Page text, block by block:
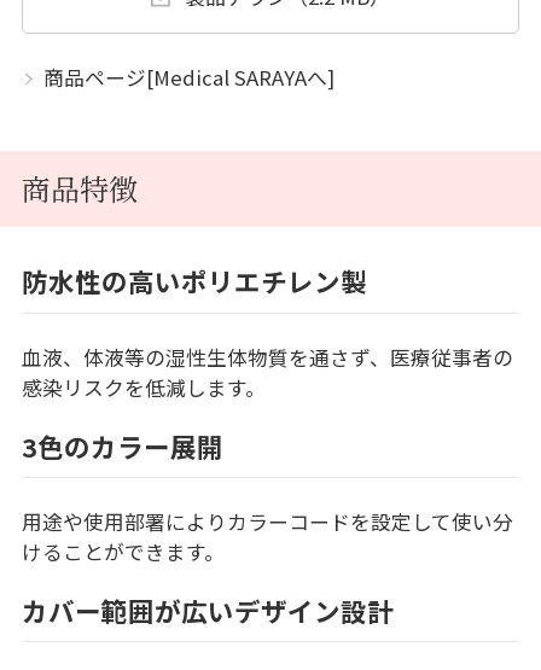
商品ページ[Medical SARAYAへ]
商品特徴
防水性の高いポリエチレン製
血液、体液等の湿性生体物質を通さず、医療従事者の
感染リスクを低減します。
3色のカラー展開
用途や使用部署によりカラーコードを設定して使い分
けることができます。
カバー範囲が広いデザイン設計